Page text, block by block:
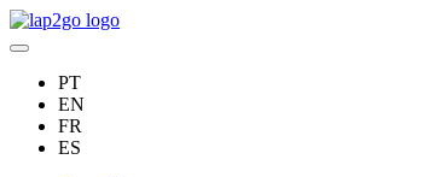
PT
EN
FR
ES